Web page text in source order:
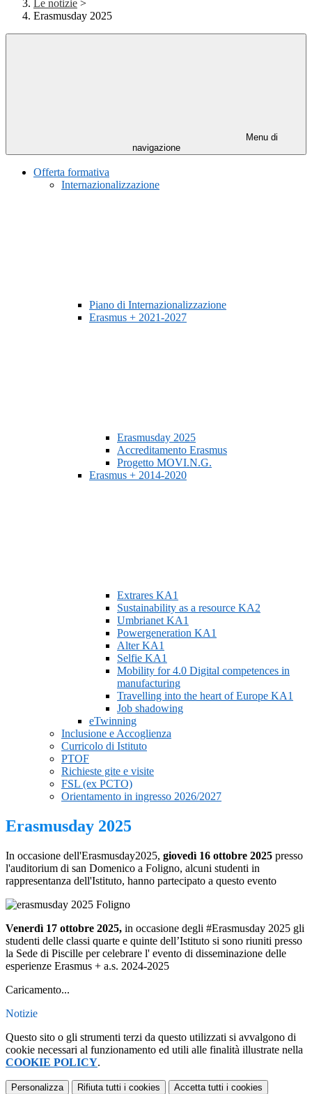
Le notizie >
Erasmusday 2025
Menu di
navigazione
Offerta formativa
Internazionalizzazione
Piano di Internazionalizzazione
Erasmus + 2021-2027
Erasmusday 2025
Accreditamento Erasmus
Progetto MOVI.N.G.
Erasmus + 2014-2020
Extrares KA1
Sustainability as a resource KA2
Umbrianet KA1
Powergeneration KA1
Alter KA1
Selfie KA1
Mobility for 4.0 Digital competences in
manufacturing
Travelling into the heart of Europe KA1
Job shadowing
eTwinning
Inclusione e Accoglienza
Curricolo di Istituto
PTOF
Richieste gite e visite
FSL (ex PCTO)
Orientamento in ingresso 2026/2027
Erasmusday 2025
In occasione dell'Erasmusday2025, giovedì 16 ottobre 2025 presso
l'auditorium di san Domenico a Foligno, alcuni studenti in
rappresentanza dell'Istituto, hanno partecipato a questo evento
Venerdì 17 ottobre 2025, in occasione degli #Erasmusday 2025 gli
studenti delle classi quarte e quinte dell’Istituto si sono riuniti presso
la Sede di Piscille per celebrare l' evento di disseminazione delle
esperienze Erasmus + a.s. 2024-2025
Caricamento...
Notizie
Questo sito o gli strumenti terzi da questo utilizzati si avvalgono di
cookie necessari al funzionamento ed utili alle finalità illustrate nella
COOKIE POLICY.
Personalizza Rifiuta tutti i cookies Accetta tutti i cookies